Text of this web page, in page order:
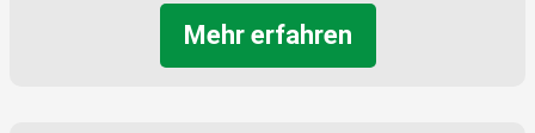
Mehr erfahren